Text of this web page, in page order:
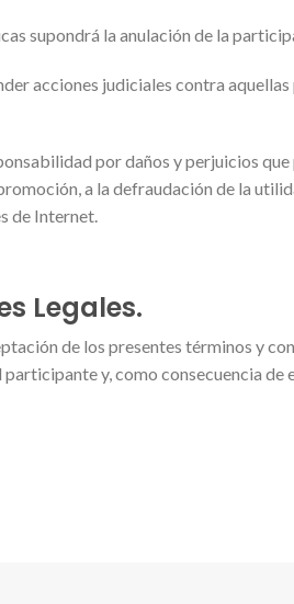
supondrá la anulación de la
acciones judiciales contra
por daños y perjuicios
a la defraudación de la
de Internet.
Legales.
de los presentes términos y
y, como consecuencia de